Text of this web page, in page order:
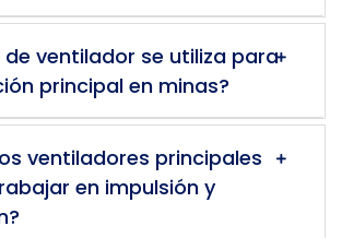
de ventilador se utiliza para
principal en minas?
ventiladores principales
en impulsión y